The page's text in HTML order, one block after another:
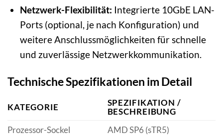
Netzwerk-Flexibilität: Integrierte 10GbE LAN-
Ports (optional, je nach Konfiguration) und
weitere Anschlussmöglichkeiten für schnelle
und zuverlässige Netzwerkkommunikation.
Technische Spezifikationen im Detail
KATEGORIE
SPEZIFIKATION /
BESCHREIBUNG
Prozessor-Sockel
AMD SP6 (sTR5)